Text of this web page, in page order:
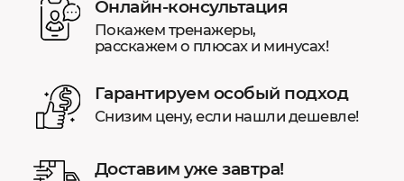
Онлайн-консультация
Покажем тренажеры,
расскажем о плюсах и минусах!
Гарантируем особый подход
Снизим цену, если нашли дешевле!
Доставим уже завтра!